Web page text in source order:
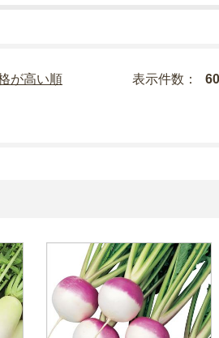
が高い順 表示件数：